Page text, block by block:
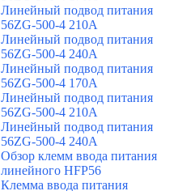
Линейный подвод питания
56ZG-500-4 210A
Линейный подвод питания
56ZG-500-4 240A
Линейный подвод питания
56ZG-500-4 170A
Линейный подвод питания
56ZG-500-4 210A
Линейный подвод питания
56ZG-500-4 240A
Обзор клемм ввода питания
линейного HFP56
Клемма ввода питания